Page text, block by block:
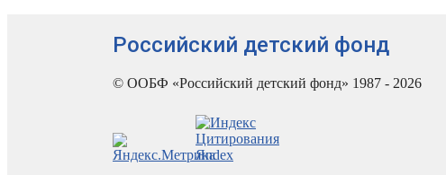
Российский детский фонд
© ООБФ «Российский детский фонд» 1987 - 2026